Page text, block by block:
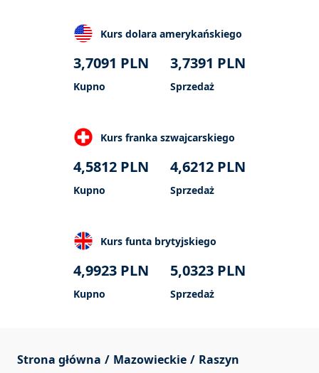
Kurs dolara amerykańskiego
3,7091 PLN
Kupno
3,7391 PLN
Sprzedaż
Kurs franka szwajcarskiego
4,5812 PLN
Kupno
4,6212 PLN
Sprzedaż
Kurs funta brytyjskiego
4,9923 PLN
Kupno
5,0323 PLN
Sprzedaż
Strona główna Mazowieckie Raszyn